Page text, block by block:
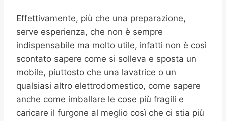
Effettivamente, più che una preparazione,
serve esperienza, che non è sempre
indispensabile ma molto utile, infatti non è così
scontato sapere come si solleva e sposta un
mobile, piuttosto che una lavatrice o un
qualsiasi altro elettrodomestico, come sapere
anche come imballare le cose più fragili e
caricare il furgone al meglio così che ci stia più